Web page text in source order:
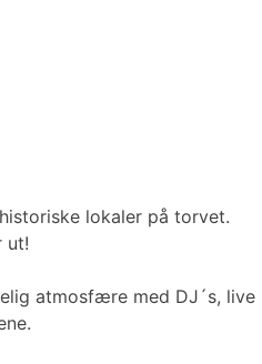
lokaler på torvet.
ut!
atmosfære med DJ´s, live